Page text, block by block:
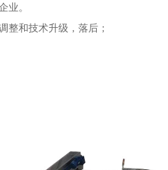
业。
整和技术升级，落后；